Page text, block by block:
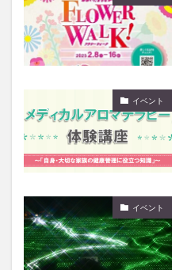
イベント
イベント